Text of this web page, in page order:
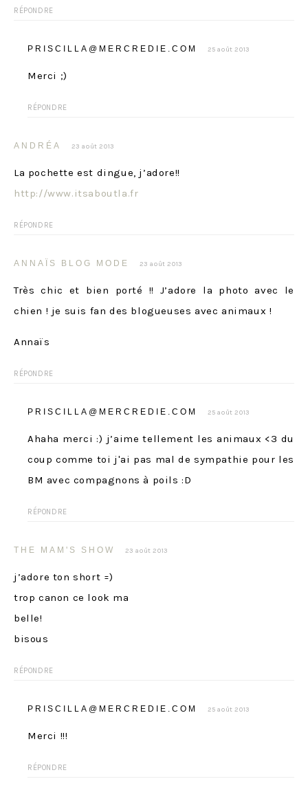
RÉPONDRE
PRISCILLA@MERCREDIE.COM 25 août 2013
Merci ;)
RÉPONDRE
ANDRÉA 23 août 2013
La pochette est dingue, j’adore!!
http://www.itsaboutla.fr
RÉPONDRE
ANNAÏS BLOG MODE 23 août 2013
Très chic et bien porté !! J’adore la photo avec le
chien ! je suis fan des blogueuses avec animaux !
Annaïs
RÉPONDRE
PRISCILLA@MERCREDIE.COM 25 août 2013
Ahaha merci :) j’aime tellement les animaux <3 du
coup comme toi j'ai pas mal de sympathie pour les
BM avec compagnons à poils :D
RÉPONDRE
THE MAM'S SHOW 23 août 2013
j’adore ton short =)
trop canon ce look ma
belle!
bisous
RÉPONDRE
PRISCILLA@MERCREDIE.COM 25 août 2013
Merci !!!
RÉPONDRE